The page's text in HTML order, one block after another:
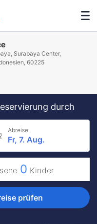
Surabaya Center,
60225
durch
Abreise
Fr, 7. Aug.
0 Kinder
prüfen